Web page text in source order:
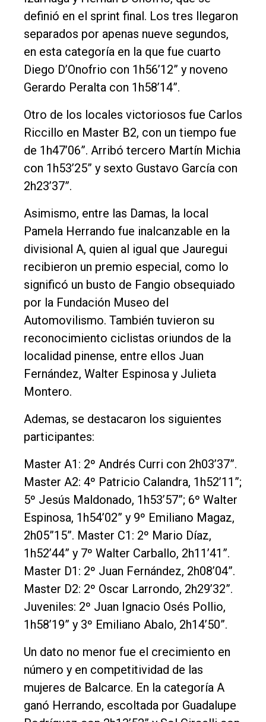
definió en el sprint final. Los tres llegaron
separados por apenas nueve segundos,
en esta categoría en la que fue cuarto
Diego D’Onofrio con 1h56’12” y noveno
Gerardo Peralta con 1h58’14”.
Otro de los locales victoriosos fue Carlos
Riccillo en Master B2, con un tiempo fue
de 1h47’06”. Arribó tercero Martín Michia
con 1h53’25” y sexto Gustavo García con
2h23’37”.
Asimismo, entre las Damas, la local
Pamela Herrando fue inalcanzable en la
divisional A, quien al igual que Jauregui
recibieron un premio especial, como lo
significó un busto de Fangio obsequiado
por la Fundación Museo del
Automovilismo. También tuvieron su
reconocimiento ciclistas oriundos de la
localidad pinense, entre ellos Juan
Fernández, Walter Espinosa y Julieta
Montero.
Ademas, se destacaron los siguientes
participantes:
Master A1: 2º Andrés Curri con 2h03’37”.
Master A2: 4º Patricio Calandra, 1h52’11”;
5º Jesús Maldonado, 1h53’57”; 6º Walter
Espinosa, 1h54’02” y 9º Emiliano Magaz,
2h05”15”. Master C1: 2º Mario Díaz,
1h52’44” y 7º Walter Carballo, 2h11’41”.
Master D1: 2º Juan Fernández, 2h08’04”.
Master D2: 2º Oscar Larrondo, 2h29’32”.
Juveniles: 2º Juan Ignacio Osés Pollio,
1h58’19” y 3º Emiliano Abalo, 2h14’50”.
Un dato no menor fue el crecimiento en
número y en competitividad de las
mujeres de Balcarce. En la categoría A
ganó Herrando, escoltada por Guadalupe